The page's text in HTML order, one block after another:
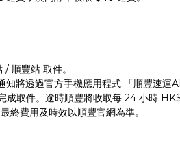
順豐站 取件。
將透過官方手機應用程式 「順豐速運
取件。逾時順豐將收取每 24 小時
終費用及時效以順豐官網為準。